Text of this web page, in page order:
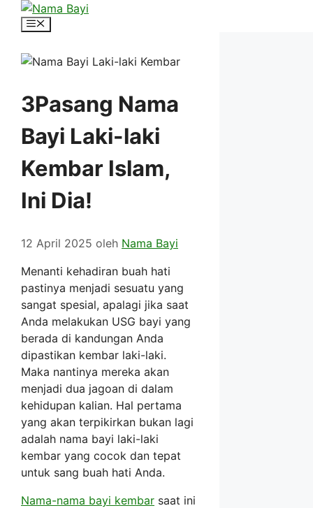
Langsung
Menu
3Pasang Nama
Bayi Laki-laki
Kembar Islam,
Ini Dia!
12 April 2025 oleh Nama Bayi
Menanti kehadiran buah hati
pastinya menjadi sesuatu yang
sangat spesial, apalagi jika saat
Anda melakukan USG bayi yang
berada di kandungan Anda
dipastikan kembar laki-laki.
Maka nantinya mereka akan
menjadi dua jagoan di dalam
kehidupan kalian. Hal pertama
yang akan terpikirkan bukan lagi
adalah nama bayi laki-laki
kembar yang cocok dan tepat
untuk sang buah hati Anda.
Nama-nama bayi kembar saat ini